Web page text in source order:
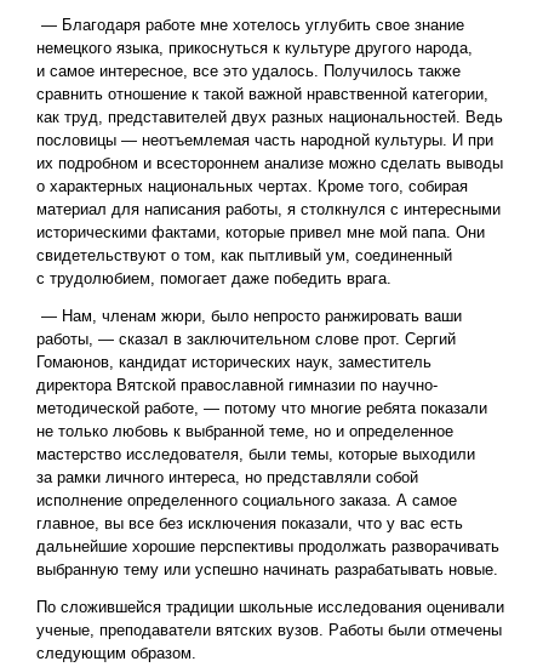
— Благодаря работе мне хотелось углубить свое знание
немецкого языка, прикоснуться к культуре другого народа,
и самое интересное, все это удалось. Получилось также
сравнить отношение к такой важной нравственной категории,
как труд, представителей двух разных национальностей. Ведь
пословицы — неотъемлемая часть народной культуры. И при
их подробном и всестороннем анализе можно сделать выводы
о характерных национальных чертах. Кроме того, собирая
материал для написания работы, я столкнулся с интересными
историческими фактами, которые привел мне мой папа. Они
свидетельствуют о том, как пытливый ум, соединенный
с трудолюбием, помогает даже победить врага.
— Нам, членам жюри, было непросто ранжировать ваши
работы, — сказал в заключительном слове прот. Сергий
Гомаюнов, кандидат исторических наук, заместитель
директора Вятской православной гимназии по научно-
методической работе, — потому что многие ребята показали
не только любовь к выбранной теме, но и определенное
мастерство исследователя, были темы, которые выходили
за рамки личного интереса, но представляли собой
исполнение определенного социального заказа. А самое
главное, вы все без исключения показали, что у вас есть
дальнейшие хорошие перспективы продолжать разворачивать
выбранную тему или успешно начинать разрабатывать новые.
По сложившейся традиции школьные исследования оценивали
ученые, преподаватели вятских вузов. Работы были отмечены
следующим образом.